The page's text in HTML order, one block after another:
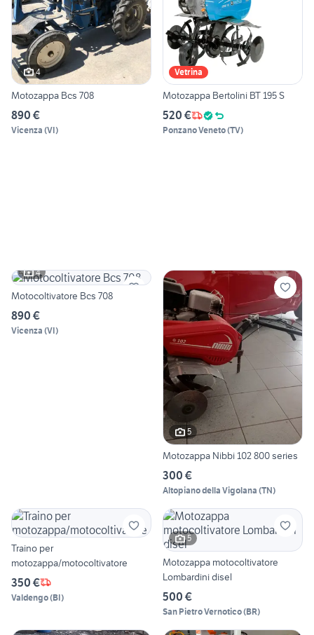
4
Motozappa Bcs 708
890 €
Vicenza (VI)
Vetrina
Motozappa Bertolini BT 195 S
520 €
Ponzano Veneto(TV)
4
Motocoltivatore Bcs 708
890 €
Vicenza (VI)
5
Motozappa Nibbi 102 800 series
300 €
Altopiano della Vigolana (TN)
Traino per
motozappa/motocoltivatore
350 €
Valdengo(BI)
5
Motozappa motocoltivatore
Lombardini disel
500 €
San Pietro Vernotico(BR)